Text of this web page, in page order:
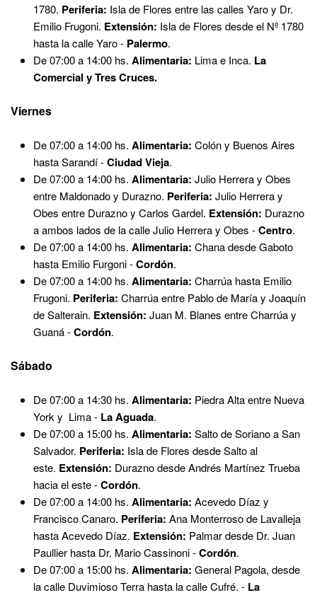
1780. Periferia: Isla de Flores entre las calles Yaro y Dr.
Emilio Frugoni. Extensión: Isla de Flores desde el Nº 1780
hasta la calle Yaro - Palermo.
De 07:00 a 14:00 hs. Alimentaria: Lima e Inca. La
Comercial y Tres Cruces.
Viernes
De 07:00 a 14:00 hs. Alimentaria: Colón y Buenos Aires
hasta Sarandí -Ciudad Vieja.
De 07:00 a 14:00 hs. Alimentaria: Julio Herrera y Obes
entre Maldonado y Durazno. Periferia: Julio Herrera y
Obes entre Durazno y Carlos Gardel. Extensión: Durazno
a ambos lados de la calle Julio Herrera y Obes -Centro.
De 07:00 a 14:00 hs. Alimentaria: Chana desde Gaboto
hasta Emilio Furgoni -Cordón.
De 07:00 a 14:00 hs. Alimentaria: Charrúa hasta Emilio
Frugoni. Periferia: Charrúa entre Pablo de María y Joaquín
de Salterain. Extensión: Juan M. Blanes entre Charrúa y
Guaná -Cordón.
Sábado
De 07:00 a 14:30 hs. Alimentaria: Piedra Alta entre Nueva
York y Lima - La Aguada.
De 07:00 a 15:00 hs. Alimentaria: Salto de Soriano a San
Salvador. Periferia: Isla de Flores desde Salto al
este. Extensión: Durazno desde Andrés Martínez Trueba
hacia el este -Cordón.
De 07:00 a 14:00 hs. Alimentaria: Acevedo Díaz y
Francisco Canaro. Periferia: Ana Monterroso de Lavalleja
hasta Acevedo Díaz. Extensión: Palmar desde Dr. Juan
Paullier hasta Dr. Mario Cassinoni -Cordón.
De 07:00 a 15:00 hs. Alimentaria: General Pagola, desde
la calle Duvimioso Terra hasta la calle Cufré. - La